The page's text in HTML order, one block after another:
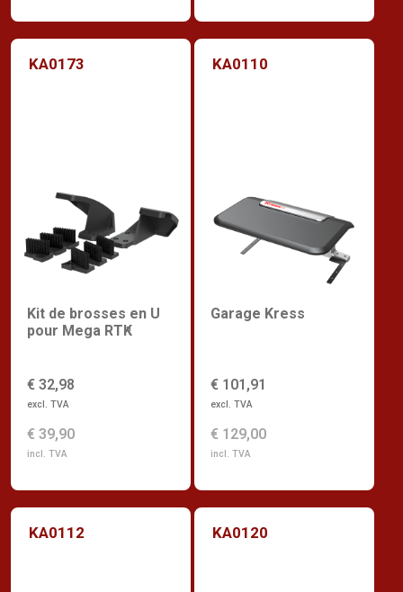
KA0173
Kit de brosses en U
pour Mega RTK
n
€ 32,98
excl. TVA
€ 39,90
incl. TVA
KA0110
Garage Kress
€ 101,91
excl. TVA
€ 129,00
incl. TVA
KA0112 KA0120